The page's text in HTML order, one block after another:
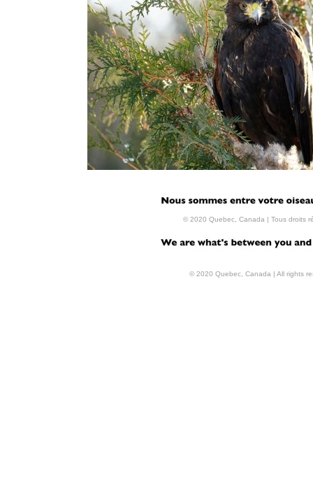
© 2020 Quebec, Canada | Tous droits
© 2020 Quebec, Canada | All rights
Crédit photo: Alain Major